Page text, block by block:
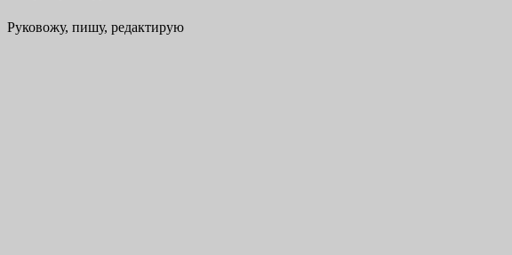
Руковожу, пишу, редактирую